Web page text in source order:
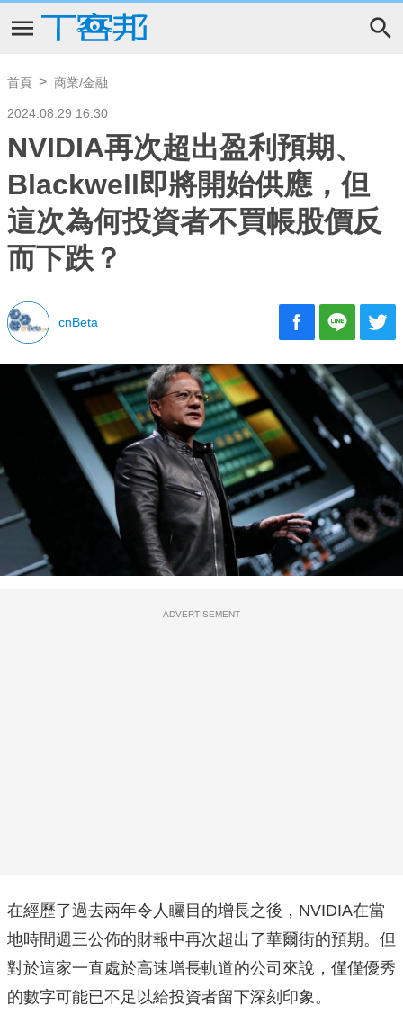
首頁 商業/金融
2024.08.29 16:30
NVIDIA再次超出盈利預期、
Blackwell即將開始供應，但
這次為何投資者不買帳股價反
而下跌？
cnBeta
ADVERTISEMENT
在經歷了過去兩年令人矚目的增長之後，NVIDIA在當
地時間週三公佈的財報中再次超出了華爾街的預期。但
對於這家一直處於高速增長軌道的公司來說，僅僅優秀
的數字可能已不足以給投資者留下深刻印象。